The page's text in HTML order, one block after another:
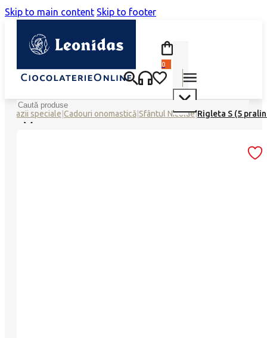
Skip to main content Skip to footer
0
Search
Ocazii speciale Cadouri onomastică Sfântul Nicolae|Rigleta S (5